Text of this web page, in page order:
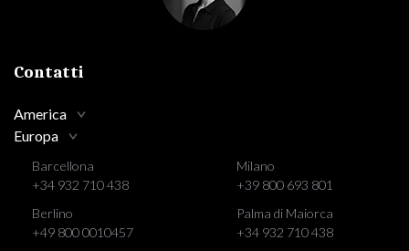
Contatti
America
Europa
Barcellona
+34 932 710 438
Berlino
+49 800 0010457
Milano
+39 800 693 801
Palma di Maiorca
+34 932 710 438